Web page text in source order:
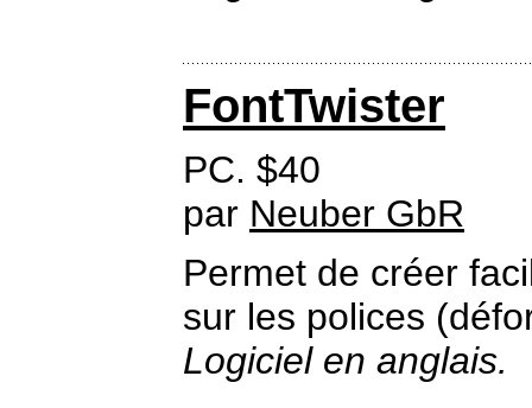
FontTwister
PC. $40
par Neuber GbR
Permet de créer
sur les polices
Logiciel en anglais.